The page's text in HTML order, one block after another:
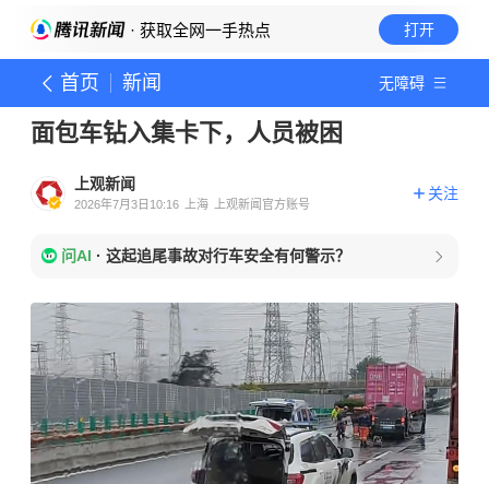
· 获取全网一手热点 打开
首页 新闻 无障碍
面包车钻入集卡下，人员被困
上观新闻
2026年7月3日10:16 上海 上观新闻官方账号
关注
问AI · 这起追尾事故对行车安全有何警示？